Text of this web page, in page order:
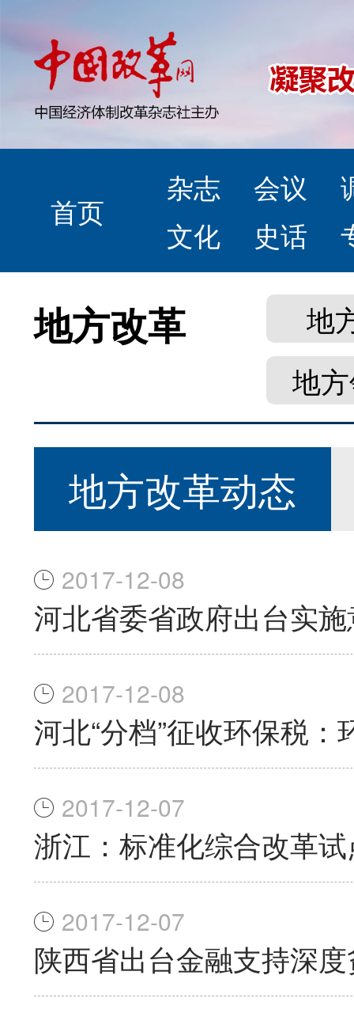
首页
杂志 会议
文化
史话
地方改革
地
地
地方改革动态
2017-12-08
河北省委省政府出台实
2017-12-08
河北“分档”征收环保税
2017-12-07
浙江：标准化综合改革
2017-12-07
陕西省出台金融支持深